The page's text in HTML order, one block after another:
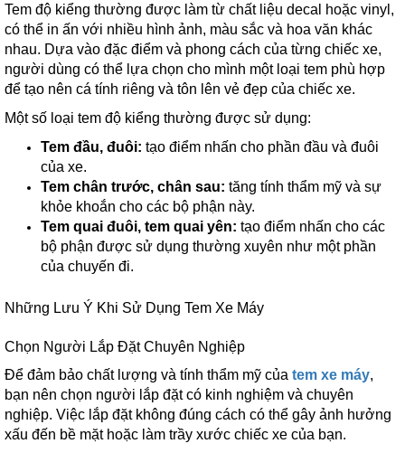
Tem độ kiểng thường được làm từ chất liệu decal hoặc vinyl,
có thể in ấn với nhiều hình ảnh, màu sắc và hoa văn khác
nhau. Dựa vào đặc điểm và phong cách của từng chiếc xe,
người dùng có thể lựa chọn cho mình một loại tem phù hợp
để tạo nên cá tính riêng và tôn lên vẻ đẹp của chiếc xe.
Một số loại tem độ kiểng thường được sử dụng:
Tem đầu, đuôi: tạo điểm nhấn cho phần đầu và đuôi
của xe.
Tem chân trước, chân sau: tăng tính thẩm mỹ và sự
khỏe khoắn cho các bộ phận này.
Tem quai đuôi, tem quai yên: tạo điểm nhấn cho các
bộ phận được sử dụng thường xuyên như một phần
của chuyến đi.
Những Lưu Ý Khi Sử Dụng Tem Xe Máy
Chọn Người Lắp Đặt Chuyên Nghiệp
Để đảm bảo chất lượng và tính thẩm mỹ của tem xe máy,
bạn nên chọn người lắp đặt có kinh nghiệm và chuyên
nghiệp. Việc lắp đặt không đúng cách có thể gây ảnh hưởng
xấu đến bề mặt hoặc làm trầy xước chiếc xe của bạn.